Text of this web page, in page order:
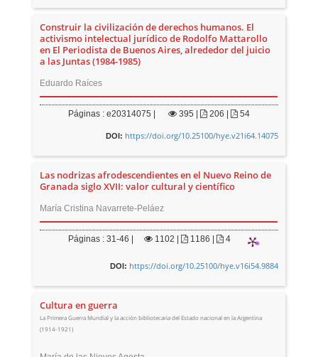
Construir la civilización de derechos humanos. El
activismo intelectual jurídico de Rodolfo Mattarollo
en El Periodista de Buenos Aires, alrededor del juicio
a las Juntas (1984-1985)
Eduardo Raíces
Páginas : e20314075 | 395 206 | 54
DOI: https://doi.org/10.25100/hye.v21i64.14075
Las nodrizas afrodescendientes en el Nuevo Reino de
Granada siglo XVII: valor cultural y científico
María Cristina Navarrete-Peláez
Páginas : 31-46 | 1102 1186 | 4
DOI: https://doi.org/10.25100/hye.v16i54.9884
Cultura en guerra
La Primera Guerra Mundial y la acción bibliotecaria del Estado nacional en la Argentina
(1914-1921)